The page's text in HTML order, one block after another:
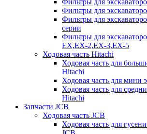
Фильтры для
Фильтры для
Фильтры для
серии
Фильтры для
EX,EX-2,EX-3,EX-5
Ходовая часть Hitachi
Ходовая часть для
Hitachi
Ходовая часть для мини
Ходовая часть для
Hitachi
Запчасти JCB
Ходовая часть JCB
Ходовая часть для